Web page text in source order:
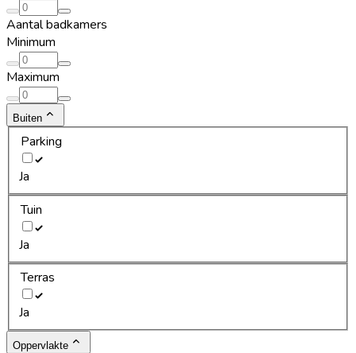
Aantal badkamers
Minimum
Maximum
Buiten
Parking
Ja
Tuin
Ja
Terras
Ja
Oppervlakte